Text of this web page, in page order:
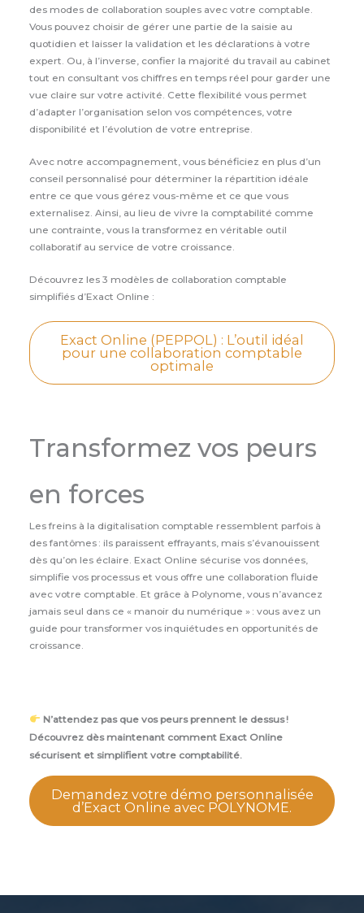
des modes de collaboration souples avec votre comptable.
Vous pouvez choisir de gérer une partie de la saisie au
quotidien et laisser la validation et les déclarations à votre
expert. Ou, à l’inverse, confier la majorité du travail au cabinet
tout en consultant vos chiffres en temps réel pour garder une
vue claire sur votre activité. Cette flexibilité vous permet
d’adapter l’organisation selon vos compétences, votre
disponibilité et l’évolution de votre entreprise.
Avec notre accompagnement, vous bénéficiez en plus d’un
conseil personnalisé pour déterminer la répartition idéale
entre ce que vous gérez vous-même et ce que vous
externalisez. Ainsi, au lieu de vivre la comptabilité comme
une contrainte, vous la transformez en véritable outil
collaboratif au service de votre croissance.
Découvrez les 3 modèles de collaboration comptable
simplifiés d’Exact Online :
Exact Online (PEPPOL) : L’outil idéal
pour une collaboration comptable
optimale
Transformez vos peurs
en forces
Les freins à la digitalisation comptable ressemblent parfois à
des fantômes : ils paraissent effrayants, mais s’évanouissent
dès qu’on les éclaire. Exact Online sécurise vos données,
simplifie vos processus et vous offre une collaboration fluide
avec votre comptable. Et grâce à Polynome, vous n’avancez
jamais seul dans ce « manoir du numérique » : vous avez un
guide pour transformer vos inquiétudes en opportunités de
croissance.
N’attendez pas que vos peurs prennent le dessus !
Découvrez dès maintenant comment Exact Online
sécurisent et simplifient votre comptabilité.
Demandez votre démo personnalisée
d’Exact Online avec POLYNOME.